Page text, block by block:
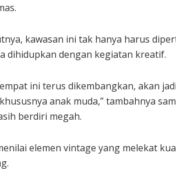
kawasan ini tak hanya harus
dihidupkan dengan kegiatan kreatif.
ini terus dikembangkan, akan
anak muda,” tambahnya
berdiri megah.
elemen vintage yang melekat